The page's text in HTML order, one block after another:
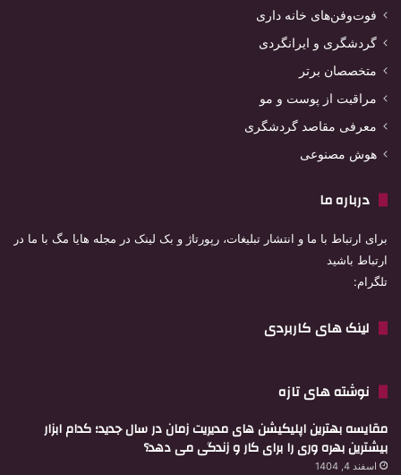
فوت‌وفن‌های خانه داری
گردشگری و ایرانگردی
متخصصان برتر
مراقبت از پوست و مو
معرفی مقاصد گردشگری
هوش مصنوعی
درباره ما
برای ارتباط با ما و انتشار تبلیغات، رپورتاژ و بک لینک در مجله هایا مگ با ما در
ارتباط باشید
تلگرام:
لینک های کاربردی
نوشته های تازه
مقایسه بهترین اپلیکیشن های مدیریت زمان در سال جدید؛ کدام ابزار
بیشترین بهره وری را برای کار و زندگی می دهد؟
اسفند 4, 1404